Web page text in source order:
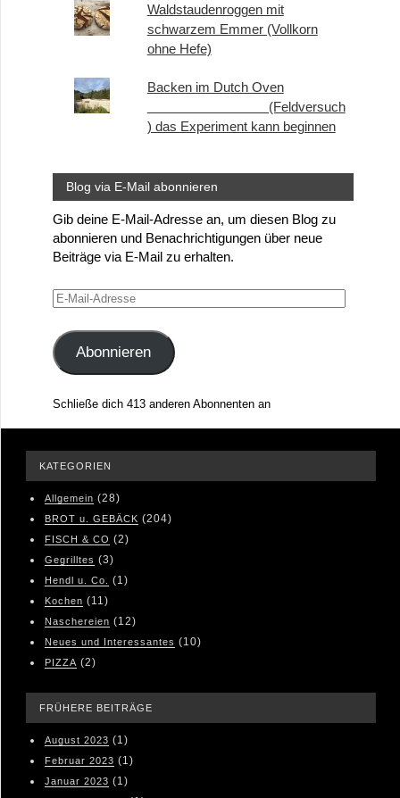
Waldstaudenroggen mit
schwarzem Emmer (Vollkorn
ohne Hefe)
Backen im Dutch Oven
(Feldversuch
) das Experiment kann beginnen
Blog via E-Mail abonnieren
Gib deine E-Mail-Adresse an, um diesen Blog zu
abonnieren und Benachrichtigungen über neue
Beiträge via E-Mail zu erhalten.
E-
Adresse
Abonnieren
Schließe dich 413 anderen Abonnenten an
KATEGORIEN
Allgemein (28)
BROT u. GEBÄCK (204)
FISCH & CO (2)
Gegrilltes (3)
Hendl u. Co. (1)
Kochen (11)
Naschereien (12)
Neues und Interessantes (10)
PIZZA (2)
FRÜHERE BEITRÄGE
August 2023 (1)
Februar 2023 (1)
Januar 2023 (1)